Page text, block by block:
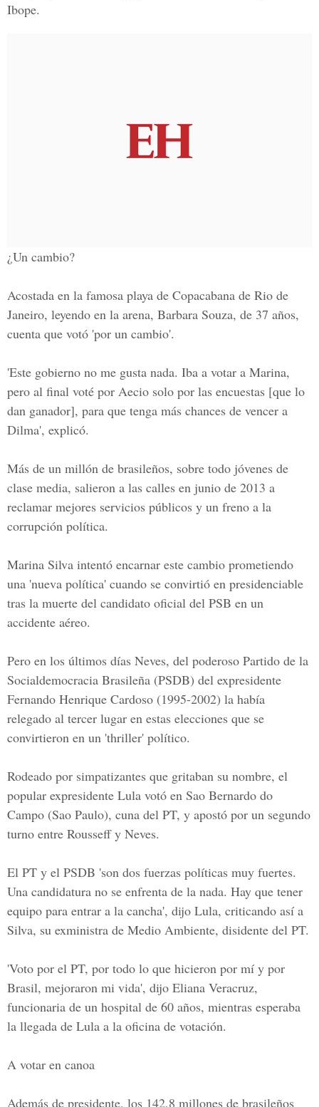
Ibope.
¿Un cambio?
Acostada en la famosa playa de Copacabana de Rio de
Janeiro, leyendo en la arena, Barbara Souza, de 37 años,
cuenta que votó 'por un cambio'.
'Este gobierno no me gusta nada. Iba a votar a Marina,
pero al final voté por Aecio solo por las encuestas [que lo
dan ganador], para que tenga más chances de vencer a
Dilma', explicó.
Más de un millón de brasileños, sobre todo jóvenes de
clase media, salieron a las calles en junio de 2013 a
reclamar mejores servicios públicos y un freno a la
corrupción política.
Marina Silva intentó encarnar este cambio prometiendo
una 'nueva política' cuando se convirtió en presidenciable
tras la muerte del candidato oficial del PSB en un
accidente aéreo.
Pero en los últimos días Neves, del poderoso Partido de la
Socialdemocracia Brasileña (PSDB) del expresidente
Fernando Henrique Cardoso (1995-2002) la había
relegado al tercer lugar en estas elecciones que se
convirtieron en un 'thriller' político.
Rodeado por simpatizantes que gritaban su nombre, el
popular expresidente Lula votó en Sao Bernardo do
Campo (Sao Paulo), cuna del PT, y apostó por un segundo
turno entre Rousseff y Neves.
El PT y el PSDB 'son dos fuerzas políticas muy fuertes.
Una candidatura no se enfrenta de la nada. Hay que tener
equipo para entrar a la cancha', dijo Lula, criticando así a
Silva, su exministra de Medio Ambiente, disidente del PT.
'Voto por el PT, por todo lo que hicieron por mí y por
Brasil, mejoraron mi vida', dijo Eliana Veracruz,
funcionaria de un hospital de 60 años, mientras esperaba
la llegada de Lula a la oficina de votación.
A votar en canoa
Además de presidente, los 142,8 millones de brasileños